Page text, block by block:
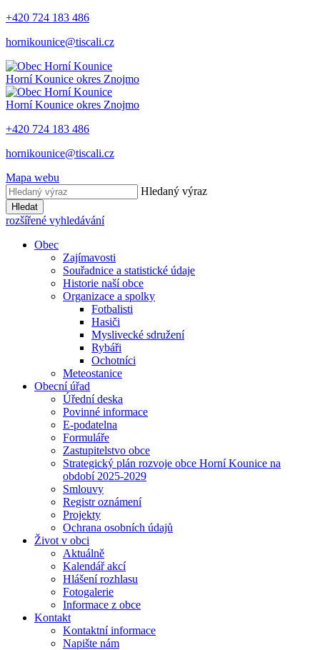
+420 724 183 486
hornikounice@tiscali.cz
Horní Kounice okres Znojmo
Horní Kounice okres Znojmo
+420 724 183 486
hornikounice@tiscali.cz
Mapa webu
Hledaný výraz
Hledat
rozšířené vyhledávání
Obec
Zajímavosti
Souřadnice a statistické údaje
Historie naší obce
Organizace a spolky
Fotbalisti
Hasiči
Myslivecké sdružení
Rybáři
Ochotníci
Meteostanice
Obecní úřad
Úřední deska
Povinné informace
E-podatelna
Formuláře
Zastupitelstvo obce
Strategický plán rozvoje obce Horní Kounice na
období 2025-2029
Smlouvy
Registr oznámení
Projekty
Ochrana osobních údajů
Život v obci
Aktuálně
Kalendář akcí
Hlášení rozhlasu
Fotogalerie
Informace z obce
Kontakt
Kontaktní informace
Napište nám